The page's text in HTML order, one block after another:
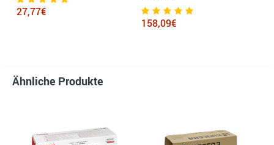
27,77€
158,09€
Ähnliche Produkte